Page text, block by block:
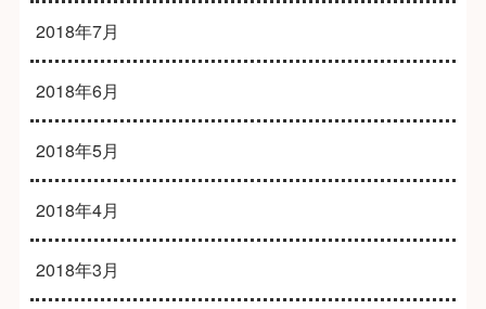
2018年7月
2018年6月
2018年5月
2018年4月
2018年3月